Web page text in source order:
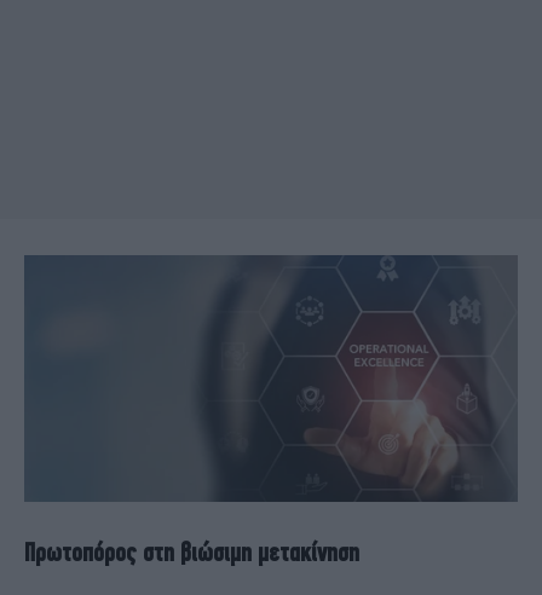
Πρωτοπόρος στη βιώσιμη μετακίνηση